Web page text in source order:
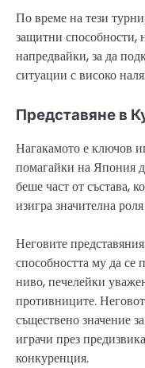
По време на тези
защитни способности,
напредвайки, за да
ситуации с високо
Представяне в
Нагакамото е ключов
помагайки на Япония
беше част от състава,
изигра значителна
Неговите
способността му да се
ниво, печелейки
противниците.
съществено значение
играчи през
конкуренция.